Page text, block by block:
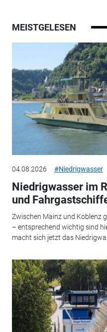
MEISTGELESEN
04.08.2026 #Niedrigwasser
Niedrigwasser im
und
Zwischen Mainz und Koblenz
– entsprechend wichtig sind
macht sich jetzt das